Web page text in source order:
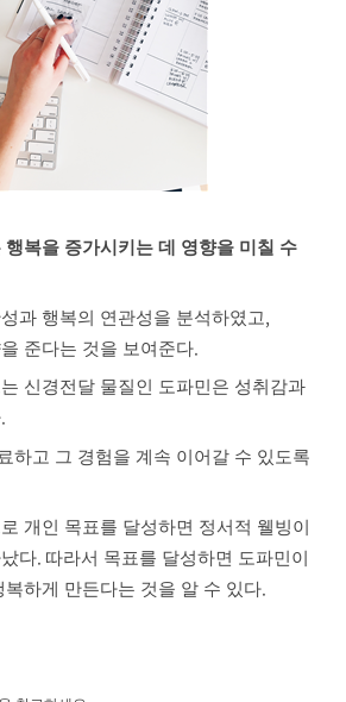
복을 증가시키는 데 영향을 미칠 수
과 행복의 연관성을 분석하였고,
준다는 것을 보여준다.
신경전달 물질인 도파민은 성취감과
.
하고 그 경험을 계속 이어갈 수 있도록
개인 목표를 달성하면 정서적 웰빙이
다. 따라서 목표를 달성하면 도파민이
하게 만든다는 것을 알 수 있다.